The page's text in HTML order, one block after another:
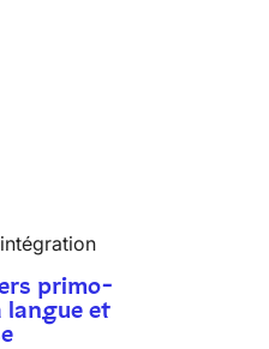
primo-
langue et